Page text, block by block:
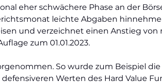
eher schwächere Phase an der
leichte Abgaben
und verzeichnet einen Anstieg von
zum 01.01.2023.
So wurde zum Beispiel die
Werten des Hard Value